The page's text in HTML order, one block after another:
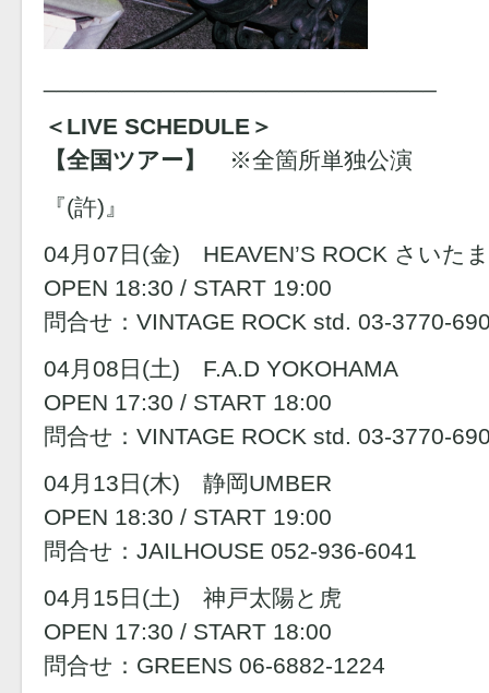
＜LIVE SCHEDULE＞
【全国ツアー】
※全箇所単独公演
『(許)』
04月07日(金) HEAVEN’S ROCK さいた
OPEN 18:30 / START 19:00
問合せ：VINTAGE ROCK std. 03-3770-
04月08日(土) F.A.D YOKOHAMA
OPEN 17:30 / START 18:00
問合せ：VINTAGE ROCK std. 03-3770-
04月13日(木) 静岡UMBER
OPEN 18:30 / START 19:00
問合せ：JAILHOUSE 052-936-6041
04月15日(土) 神戸太陽と虎
OPEN 17:30 / START 18:00
問合せ：GREENS 06-6882-1224